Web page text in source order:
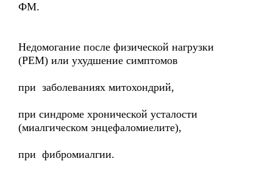
ФM.
Недомогание после физической нагрузки
(PEM) или ухудшение симптомов
при заболеваниях митохондрий,
при синдроме хронической усталости
(миалгическом энцефаломиелите),
при фибромиалгии.